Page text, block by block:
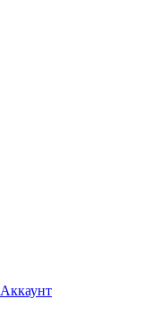
Аккаунт